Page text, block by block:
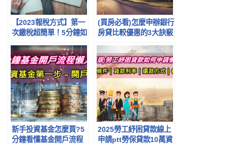
【2023報稅方式】第一
次繳稅超簡單！5分鐘如
(買房必看)怎麼申辦銀行
房貸比較優惠的3大訣竅
新手投資基金怎麼買?5
分鐘看懂基金開戶流程
2025勞工紓困貸款線上
申請ptt勞保貸款10萬資